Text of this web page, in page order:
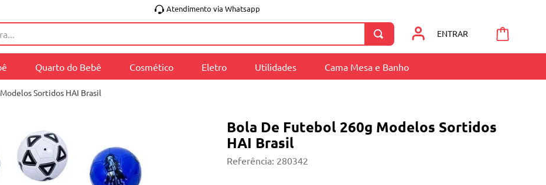
Atendimento via Whatsapp
ENTRAR
Quarto do Bebê Cosmético Eletro Utilidades Cama Mesa e Banho
Sortidos HAI Brasil
Bola De Futebol 260g Modelos Sortidos
HAI Brasil
Referência: 280342